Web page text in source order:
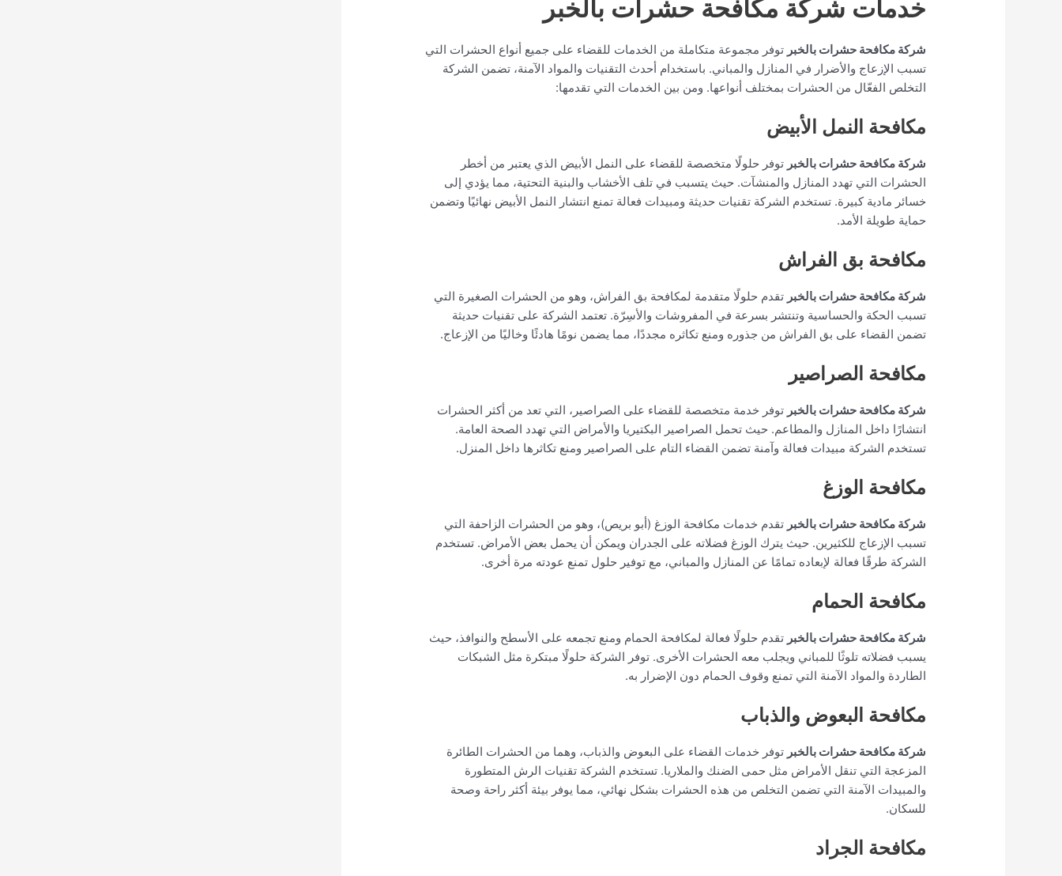
خدمات شركة مكافحة حشرات بالخبر
شركة مكافحة حشرات بالخبر توفر مجموعة متكاملة من الخدمات للقضاء على جميع أنواع الحشرات التي
تسبب الإزعاج والأضرار في المنازل والمباني. باستخدام أحدث التقنيات والمواد الآمنة، تضمن الشركة
التخلص الفعّال من الحشرات بمختلف أنواعها. ومن بين الخدمات التي تقدمها:
مكافحة النمل الأبيض
شركة مكافحة حشرات بالخبر توفر حلولًا متخصصة للقضاء على النمل الأبيض الذي يعتبر من أخطر
الحشرات التي تهدد المنازل والمنشآت. حيث يتسبب في تلف الأخشاب والبنية التحتية، مما يؤدي إلى
خسائر مادية كبيرة. تستخدم الشركة تقنيات حديثة ومبيدات فعالة تمنع انتشار النمل الأبيض نهائيًا وتضمن
حماية طويلة الأمد.
مكافحة بق الفراش
شركة مكافحة حشرات بالخبر تقدم حلولًا متقدمة لمكافحة بق الفراش، وهو من الحشرات الصغيرة التي
تسبب الحكة والحساسية وتنتشر بسرعة في المفروشات والأسِرّة. تعتمد الشركة على تقنيات حديثة
تضمن القضاء على بق الفراش من جذوره ومنع تكاثره مجددًا، مما يضمن نومًا هادئًا وخاليًا من الإزعاج.
مكافحة الصراصير
شركة مكافحة حشرات بالخبر توفر خدمة متخصصة للقضاء على الصراصير، التي تعد من أكثر الحشرات
انتشارًا داخل المنازل والمطاعم. حيث تحمل الصراصير البكتيريا والأمراض التي تهدد الصحة العامة.
تستخدم الشركة مبيدات فعالة وآمنة تضمن القضاء التام على الصراصير ومنع تكاثرها داخل المنزل.
مكافحة الوزغ
شركة مكافحة حشرات بالخبر تقدم خدمات مكافحة الوزغ (أبو بريص)، وهو من الحشرات الزاحفة التي
تسبب الإزعاج للكثيرين. حيث يترك الوزغ فضلاته على الجدران ويمكن أن يحمل بعض الأمراض. تستخدم
الشركة طرقًا فعالة لإبعاده تمامًا عن المنازل والمباني، مع توفير حلول تمنع عودته مرة أخرى.
مكافحة الحمام
شركة مكافحة حشرات بالخبر تقدم حلولًا فعالة لمكافحة الحمام ومنع تجمعه على الأسطح والنوافذ، حيث
يسبب فضلاته تلوثًا للمباني ويجلب معه الحشرات الأخرى. توفر الشركة حلولًا مبتكرة مثل الشبكات
الطاردة والمواد الآمنة التي تمنع وقوف الحمام دون الإضرار به.
مكافحة البعوض والذباب
شركة مكافحة حشرات بالخبر توفر خدمات القضاء على البعوض والذباب، وهما من الحشرات الطائرة
المزعجة التي تنقل الأمراض مثل حمى الضنك والملاريا. تستخدم الشركة تقنيات الرش المتطورة
والمبيدات الآمنة التي تضمن التخلص من هذه الحشرات بشكل نهائي، مما يوفر بيئة أكثر راحة وصحة
للسكان.
مكافحة الجراد